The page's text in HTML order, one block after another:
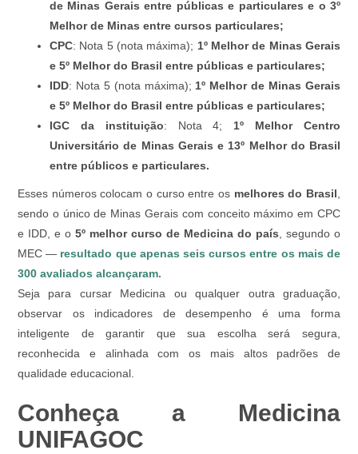
de Minas Gerais entre públicas e particulares e o 3º
Melhor de Minas entre cursos particulares;
CPC: Nota 5 (nota máxima); 1º Melhor de Minas Gerais
e 5º Melhor do Brasil entre públicas e particulares;
IDD: Nota 5 (nota máxima); 1º Melhor de Minas Gerais
e 5º Melhor do Brasil entre públicas e particulares;
IGC da instituição: Nota 4; 1º Melhor Centro
Universitário de Minas Gerais e 13º Melhor do Brasil
entre públicos e particulares.
Esses números colocam o curso entre os melhores do Brasil,
sendo o único de Minas Gerais com conceito máximo em CPC
e IDD, e o 5º melhor curso de Medicina do país, segundo o
MEC — resultado que apenas seis cursos entre os mais de
300 avaliados alcançaram.
Seja para cursar Medicina ou qualquer outra graduação,
observar os indicadores de desempenho é uma forma
inteligente de garantir que sua escolha será segura,
reconhecida e alinhada com os mais altos padrões de
qualidade educacional.
Conheça a Medicina
UNIFAGOC